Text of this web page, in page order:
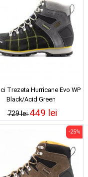
Trezeta Hurricane Evo WP
Black/Acid Green
729 lei449 lei
-25%